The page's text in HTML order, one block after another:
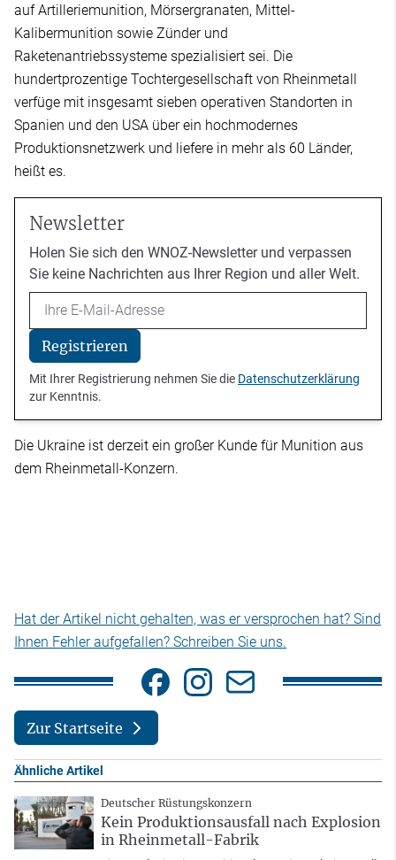
auf Artillerie­munition, Mörsergranaten, Mittel­
Kalibermunition sowie Zünder und
Raketenantriebssysteme spezialisiert sei. Die
hundertprozentige Tochtergesellschaft von Rheinmetall
verfüge mit insgesamt sieben operativen Standorten in
Spanien und den USA über ein hochmodernes
Produktionsnetzwerk und liefere in mehr als 60 Länder,
heißt es.
Newsletter
Holen Sie sich den WNOZ-Newsletter und verpassen
Sie keine Nachrichten aus Ihrer Region und aller Welt.
Email
Registrieren
Mit Ihrer Registrierung nehmen Sie die Datenschutzerklärung
zur Kenntnis.
Die Ukraine ist derzeit ein großer Kunde für Munition aus
dem Rheinmetall-Konzern.
Hat der Artikel nicht gehalten, was er versprochen hat? Sind
Ihnen Fehler aufgefallen? Schreiben Sie uns.
Zur Startseite
Ähnliche Artikel
Deutscher Rüstungskonzern
Kein Produktionsausfall nach Explosion
in Rheinmetall-Fabrik